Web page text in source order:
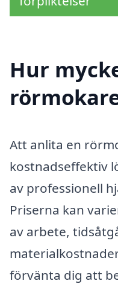
Hur
Att anlita en
kostnadseffektiv
av professionell
Priserna kan
av arbete,
förvänta dig att